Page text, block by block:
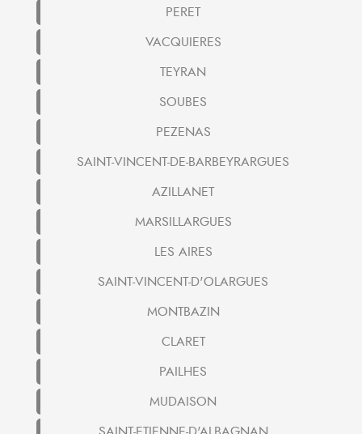
PERET
VACQUIERES
TEYRAN
SOUBES
PEZENAS
SAINT-VINCENT-DE-BARBEYRARGUES
AZILLANET
MARSILLARGUES
LES AIRES
SAINT-VINCENT-D'OLARGUES
MONTBAZIN
CLARET
PAILHES
MUDAISON